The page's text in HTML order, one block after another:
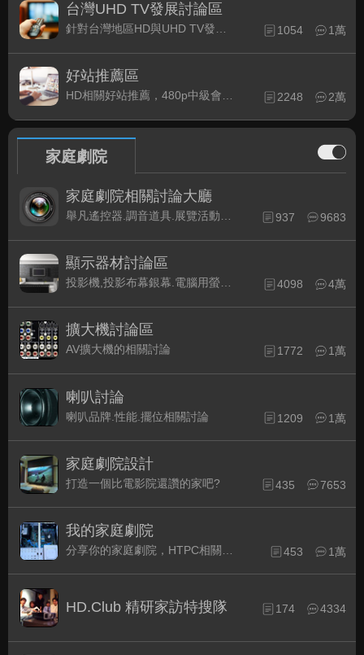
台灣UHD TV發展討論區
1054 1萬
好站推薦區
HD相關好站推薦，480p中級會員以上限定 2248 2萬
家庭劇院
家庭劇院相關討論大廳
937 9683
顯示器材討論區
4098 4萬
擴大機討論區
AV擴大機的相關討論 1772 1萬
喇叭討論
喇叭品牌.性能.擺位相關討論 1209 1萬
家庭劇院設計
打造一個比電影院還讚的家吧? 435 7653
我的家庭劇院
453 1萬
HD.Club 精研家訪特搜隊 174 4334